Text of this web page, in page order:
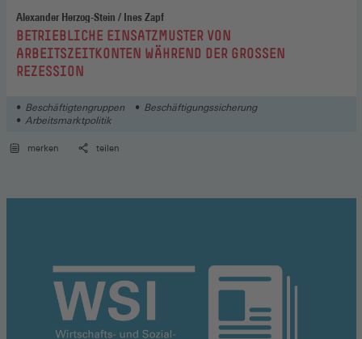
Alexander Herzog-Stein / Ines Zapf
:BETRIEBLICHE EINSATZMUSTER VON
ARBEITSZEITKONTEN WÄHREND DER GROSSEN R
EZESSION
Beschäftigtengruppen
Beschäftigungssicherung
Arbeitsmarktpolitik
merken teilen